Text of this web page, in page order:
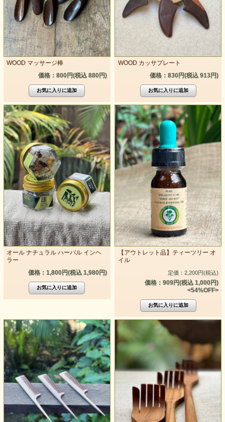
WOOD マッサージ棒
価格：800円(税込 880円)
WOOD カッサプレート
価格：830円(税込 913円)
オール ナチュラル ハーバル インヘ
ラー
価格：1,800円(税込 1,980円)
【アウトレット品】ティーツリー オ
イル
定価：2,200円(税込)
価格：909円(税込 1,000円)
<54%OFF>